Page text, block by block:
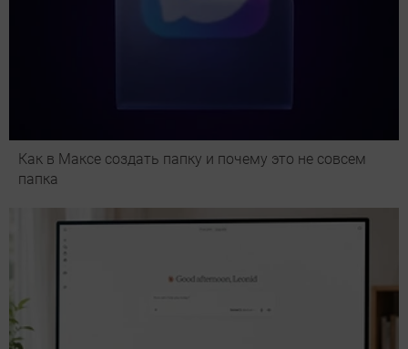
Как в Максе создать папку и почему это не совсем
папка